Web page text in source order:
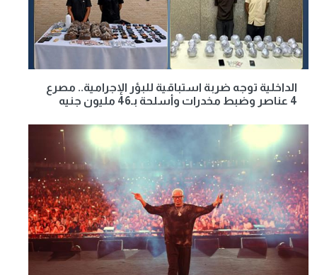
الداخلية توجه ضربة استباقية للبؤر الإجرامية.. مصرع
4 عناصر وضبط مخدرات وأسلحة بـ46 مليون جنيه